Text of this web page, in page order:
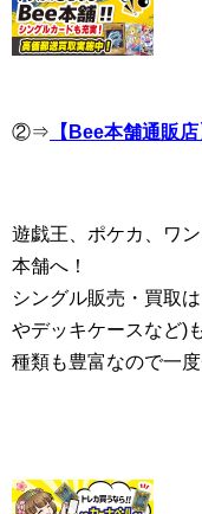
②⇒ 【Bee本舗通販店
遊戯王、ポケカ、ワ
本舗へ！
シングル販売・買取
やデッキケースなど)
種類も豊富なので一